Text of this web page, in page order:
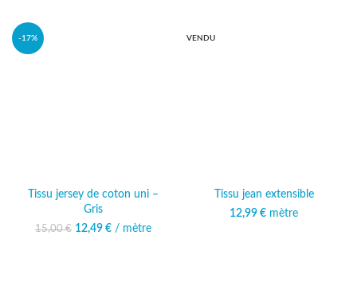
-17%
Tissu jersey de coton uni –
Gris
15,00€
Le prix initial était :
12,49 €
Le prix
/ mètre
VENDU
Tissu jean extensible
12,99 € mètre